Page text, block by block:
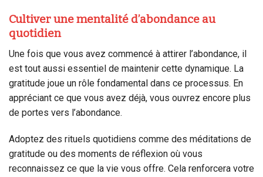
Cultiver une mentalité d’abondance au
quotidien
Une fois que vous avez commencé à attirer l’abondance, il
est tout aussi essentiel de maintenir cette dynamique. La
gratitude joue un rôle fondamental dans ce processus. En
appréciant ce que vous avez déjà, vous ouvrez encore plus
de portes vers l’abondance.
Adoptez des rituels quotidiens comme des méditations de
gratitude ou des moments de réflexion où vous
reconnaissez ce que la vie vous offre. Cela renforcera votre